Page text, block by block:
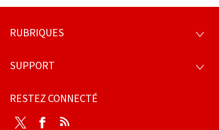
Pied
page
RUBRIQUES
SUPPORT
RESTEZ CONNECTÉ
Twitter Facebook